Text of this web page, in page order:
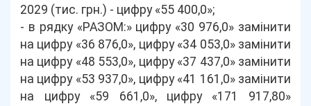
2029 (тис. грн.) - цифру «55 400,0»;
- в рядку «РАЗОМ:» цифру «30 976,0» замінити
на цифру «36 876,0», цифру «34 053,0» замінити
на цифру «48 553,0», цифру «37 437,0» замінити
на цифру «53 937,0», цифру «41 161,0» замінити
на цифру «59 661,0», цифру «171 917,80»